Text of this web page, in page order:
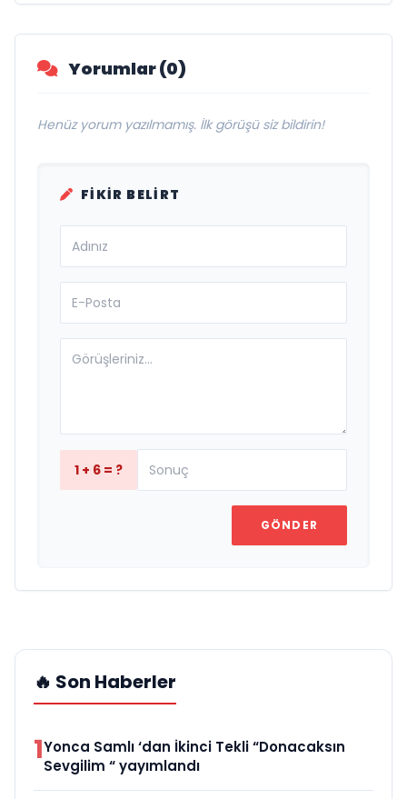
Yorumlar (0)
Henüz yorum yazılmamış. İlk görüşü siz bildirin!
FIKIR BELIRT
1 + 6 = ?
GÖNDER
🔥 Son Haberler
1Yonca Samlı ‘dan İkinci Tekli “Donacaksın
Sevgilim “ yayımlandı